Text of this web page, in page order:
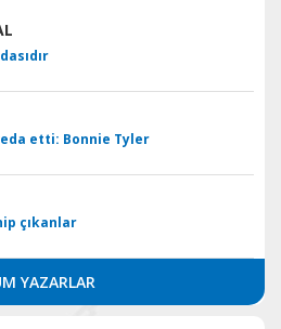
etti: Bonnie Tyler
çıkanlar
YAZARLAR